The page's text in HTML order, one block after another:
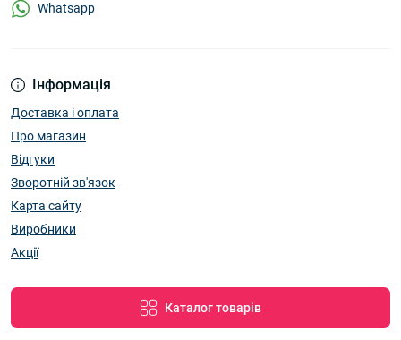
Інформація
Доставка і оплата
Про магазин
Відгуки
Зворотній зв'язок
Карта сайту
Виробники
Акції
Каталог товарів
Whatsapp